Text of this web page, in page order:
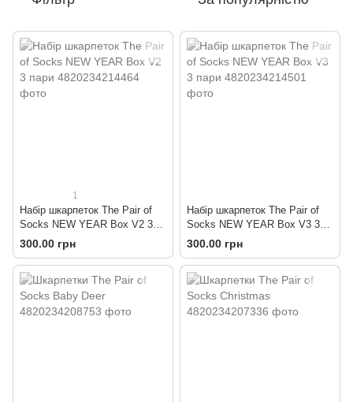
1
Набір шкарпеток The Pair of
Socks NEW YEAR Box V2 3
пари
300.00 грн
Набір шкарпеток The Pair of
Socks NEW YEAR Box V3 3
пари
300.00 грн